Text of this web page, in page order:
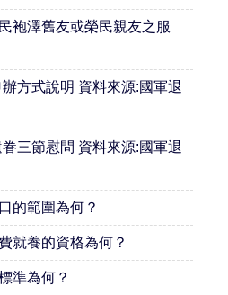
袍澤舊友或榮民親友之服
方式說明 資料來源:國軍退
三節慰問 資料來源:國軍退
的範圍為何？
就養的資格為何？
準為何？